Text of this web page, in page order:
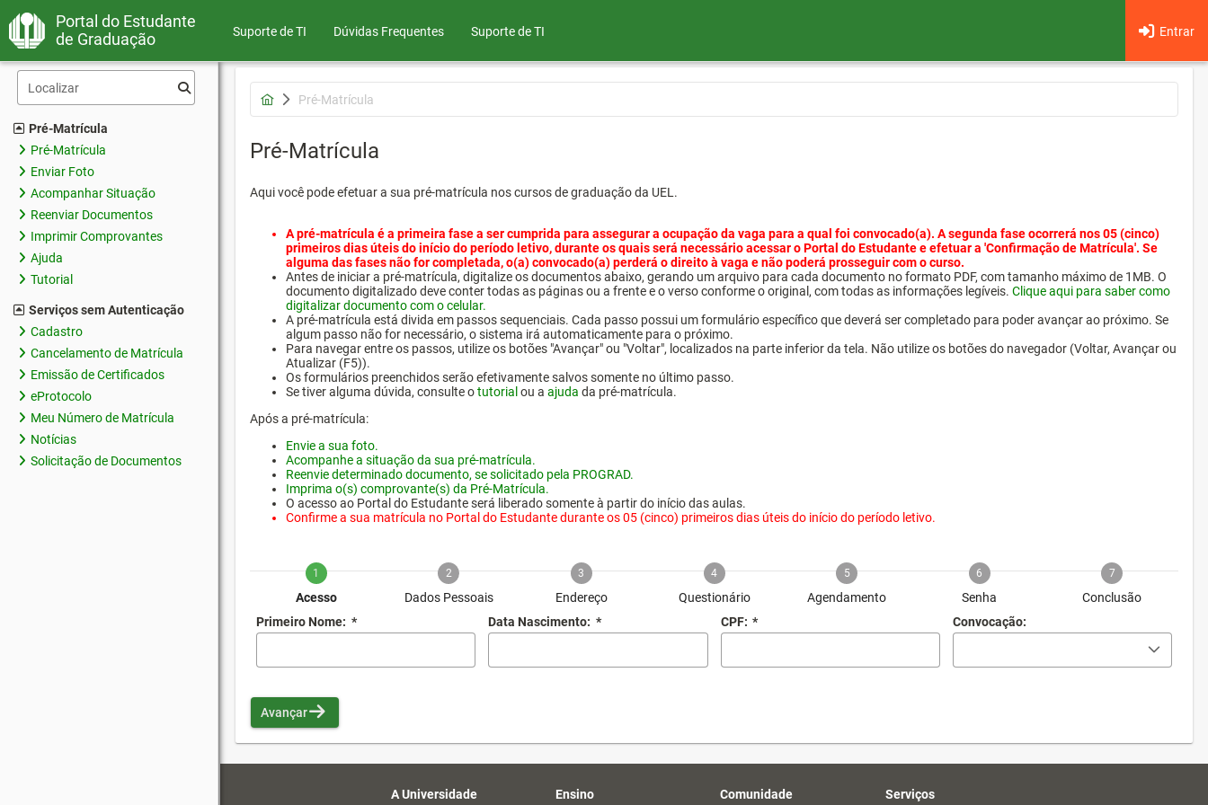
Portal do Estudante
de Graduação
Suporte de TI Dúvidas Frequentes Entrar
Suporte de TI
Pré-Matrícula
Pré-Matrícula
Enviar Foto
Acompanhar Situação
Reenviar Documentos
Imprimir Comprovantes
Ajuda
Tutorial
Serviços sem Autenticação
Cadastro
Cancelamento de Matrícula
Emissão de Certificados
eProtocolo
Meu Número de Matrícula
Notícias
Solicitação de Documentos
Pré-Matrícula
Pré-Matrícula
Aqui você pode efetuar a sua pré-matrícula nos cursos de graduação da UEL.
A pré-matrícula é a primeira fase a ser cumprida para assegurar a ocupação da vaga para a qual foi convocado(a). A segunda fase ocorrerá nos 05 (cinco)
primeiros dias úteis do início do período letivo, durante os quais será necessário acessar o Portal do Estudante e efetuar a 'Confirmação de Matrícula'. Se
alguma das fases não for completada, o(a) convocado(a) perderá o direito à vaga e não poderá prosseguir com o curso.
Antes de iniciar a pré-matrícula, digitalize os documentos abaixo, gerando um arquivo para cada documento no formato PDF, com tamanho máximo de 1MB. O
documento digitalizado deve conter todas as páginas ou a frente e o verso conforme o original, com todas as informações legíveis. Clique aqui para saber como
digitalizar documento com o celular.
A pré-matrícula está divida em passos sequenciais. Cada passo possui um formulário específico que deverá ser completado para poder avançar ao próximo. Se
algum passo não for necessário, o sistema irá automaticamente para o próximo.
Para navegar entre os passos, utilize os botões "Avançar" ou "Voltar", localizados na parte inferior da tela. Não utilize os botões do navegador (Voltar, Avançar ou
Atualizar (F5)).
Os formulários preenchidos serão efetivamente salvos somente no último passo.
Se tiver alguma dúvida, consulte otutorial ou a ajuda da pré-matrícula.
Após a pré-matrícula:
Envie a sua foto.
Acompanhe a situação da sua pré-matrícula.
Reenvie determinado documento, se solicitado pela PROGRAD.
Imprima o(s) comprovante(s) da Pré-Matrícula.
O acesso ao Portal do Estudante será liberado somente à partir do início das aulas.
Confirme a sua matrícula no Portal do Estudante durante os 05 (cinco) primeiros dias úteis do início do período letivo.
1
Acesso
2
Dados Pessoais
3
Endereço
4
Questionário
5
Agendamento
6
Senha
7
Conclusão
Primeiro Nome: * Data Nascimento: * CPF: * Convocação:
Avançar
A Universidade Ensino Comunidade Serviços